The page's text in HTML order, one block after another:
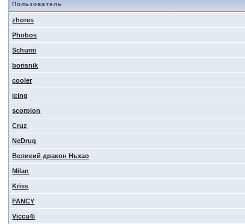
Пользователь
zhores
Phobos
Schumi
borisnik
cooler
icing
scorpion
Cruz
NeDrug
Великий дракон Ньхао
Milan
Kriss
FANCY
Viccu4i